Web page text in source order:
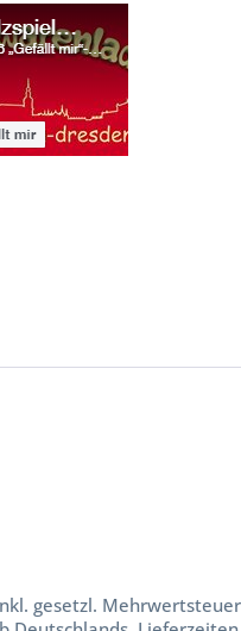
gesetzl. Mehrwertsteuer